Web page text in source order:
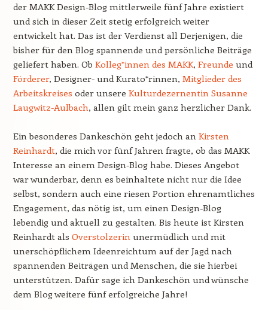
der MAKK Design-Blog mittlerweile fünf Jahre existiert
und sich in dieser Zeit stetig erfolgreich weiter
entwickelt hat. Das ist der Verdienst all Derjenigen, die
bisher für den Blog spannende und persönliche Beiträge
geliefert haben. Ob Kolleg*innen des MAKK, Freunde und
Förderer, Designer- und Kurato*rinnen, Mitglieder des
Arbeitskreises oder unsere Kulturdezernentin Susanne
Laugwitz-Aulbach, allen gilt mein ganz herzlicher Dank.
Ein besonderes Dankeschön geht jedoch an Kirsten
Reinhardt, die mich vor fünf Jahren fragte, ob das MAKK
Interesse an einem Design-Blog habe. Dieses Angebot
war wunderbar, denn es beinhaltete nicht nur die Idee
selbst, sondern auch eine riesen Portion ehrenamtliches
Engagement, das nötig ist, um einen Design-Blog
lebendig und aktuell zu gestalten. Bis heute ist Kirsten
Reinhardt als Overstolzerinunermüdlich und mit
unerschöpflichem Ideenreichtum auf der Jagd nach
spannenden Beiträgen und Menschen, die sie hierbei
unterstützen. Dafür sage ich Dankeschön und wünsche
dem Blog weitere fünf erfolgreiche Jahre!